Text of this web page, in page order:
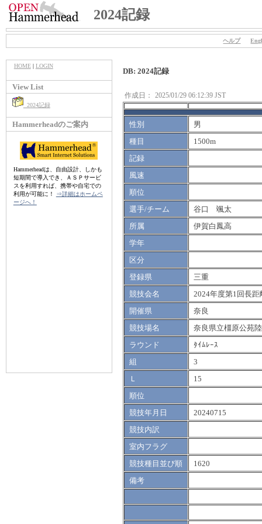
2024記録
ヘルプ
HOME| LOGIN
View List
2024記録
Hammerheadのご案内
Hammerheadは、自由設計、しかも
短期間で導入でき、ＡＳＰサービ
スを利用すれば、携帯や自宅での
利用が可能に！
⇒詳細はホームペ
ージへ！
DB: 2024記録
作成日： 2025/01/29 06:12:39 JST
性別
男
種目
1500m
記録
風速
順位
選手/チーム
谷口 颯太
所属
伊賀白鳳高
学年
区分
登録県
三重
競技会名
2024年度第1回長
開催県
奈良
競技場名
奈良県立橿原公苑
ラウンド
ﾀｲﾑﾚｰｽ
組
3
Ｌ
15
順位
競技年月日
20240715
競技内訳
室内フラグ
競技種目並び順
1620
備考